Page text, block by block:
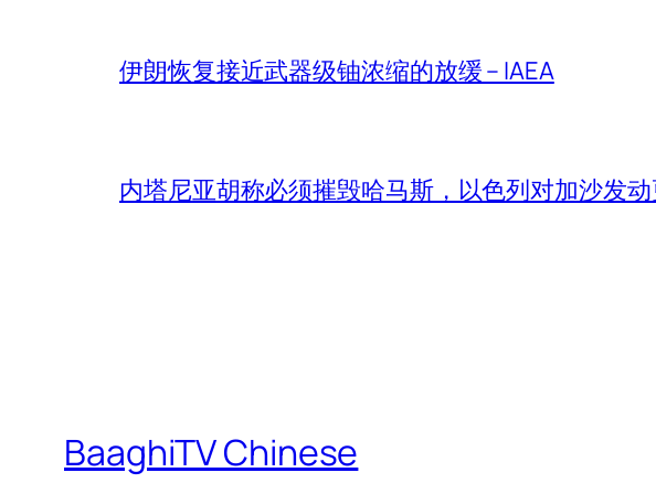
伊朗恢复接近武器级铀浓缩的放缓 – IAEA
内塔尼亚胡称必须摧毁哈马斯，以色列对加沙发
BaaghiTV Chinese